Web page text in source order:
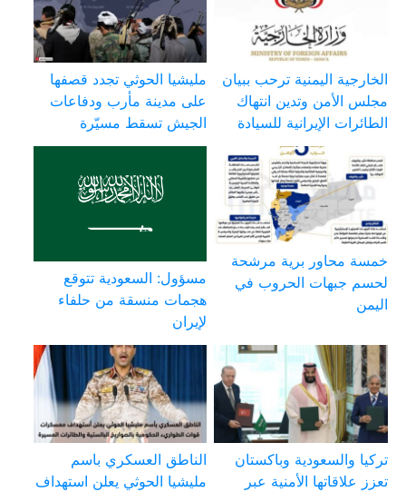
الخارجية اليمنية ترحب ببيان
مجلس الأمن وتدين انتهاك
الطائرات الإيرانية للسيادة
مليشيا الحوثي تجدد قصفها
على مدينة مأرب ودفاعات
الجيش تسقط مسيّرة
خمسة محاور برية مرشحة
لحسم جبهات الحروب في
اليمن
مسؤول: السعودية تتوقع
هجمات منسقة من حلفاء
لإيران
تركيا والسعودية وباكستان
تعزز علاقاتها الأمنية عبر
الناطق العسكري باسم
مليشيا الحوثي يعلن استهداف